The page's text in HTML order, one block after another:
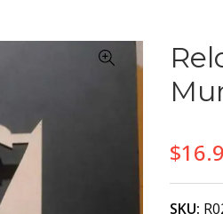
SKU: